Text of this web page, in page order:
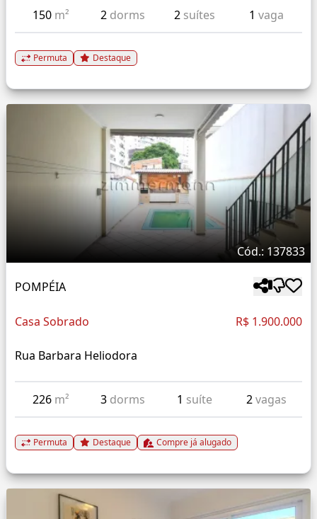
150 m² 2 dorms 2 suítes 1 vaga
Permuta Destaque
Cód.: 137833
POMPÉIA
Casa Sobrado R$ 1.900.000
Rua Barbara Heliodora
226 m² 3 dorms 1 suíte 2vagas
Permuta Destaque Compre já alugado